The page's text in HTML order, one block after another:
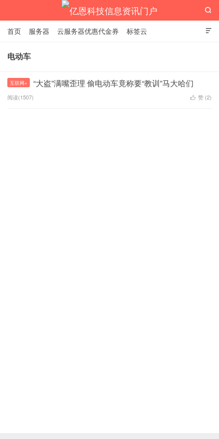
亿恩科技信息资讯门户

首页 服务器 云服务器优惠代金券 标签云

电动车
互联网+ “大盗”满嘴歪理 偷电动车竟称要“教训”马大哈们
阅读(1507)  赞 (2)